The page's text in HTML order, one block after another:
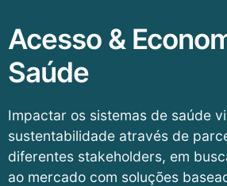
Acesso &
Saúde
Impactar os sistemas de saúde
sustentabilidade através de
diferentes stakeholders, em
ao mercado com soluções